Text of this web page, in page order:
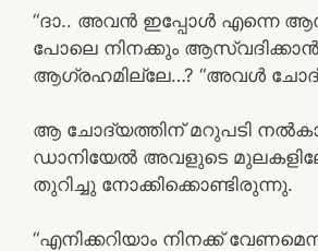
“ദാ.. അവൻ ഇപ്പോൾ എന്നെ
പോലെ നിനക്കും ആസ്വദിക്കാൻ
ആഗ്രഹമില്ലേ…? “അവൾ
ആ ചോദ്യത്തിന് മറുപടി
ഡാനിയേൽ അവളുടെ
തുറിച്ചു നോക്കിക്കൊണ്ടിരുന്നു.
“എനിക്കറിയാം നിനക്ക്